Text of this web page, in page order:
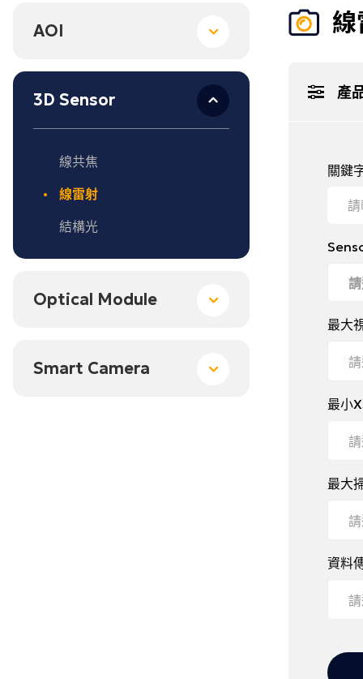
技術專欄
技
申請
AOI
3D Sensor
線共焦
線雷射
結構光
Optical Module
Smart Camera
線
產
關鍵
最大
最小
最大
資料